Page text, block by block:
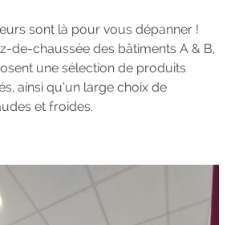
pour la rentrée 2026
|
2026-2027 :
consultez toutes
dates
Trouvez votre
:
avec notre Job Board
Faites le point sur votre avenir pro :
2026-2027
sont là pour vous dépanner !
de-chaussée des bâtiments A & B,
une sélection de produits
ainsi qu’un large choix de
et froides.